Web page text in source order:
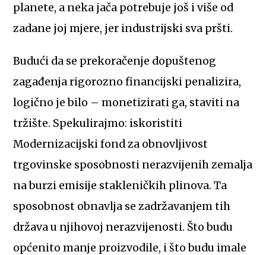
planete, a neka jača potrebuje još i više od
zadane joj mjere, jer industrijski sva pršti.
Budući da se prekoračenje dopuštenog
zagađenja rigorozno financijski penalizira,
logično je bilo – monetizirati ga, staviti na
tržište. Spekulirajmo: iskoristiti
Modernizacijski fond za obnovljivost
trgovinske sposobnosti nerazvijenih zemalja
na burzi emisije stakleničkih plinova. Ta
sposobnost obnavlja se zadržavanjem tih
država u njihovoj nerazvijenosti. Što budu
općenito manje proizvodile, i što budu imale